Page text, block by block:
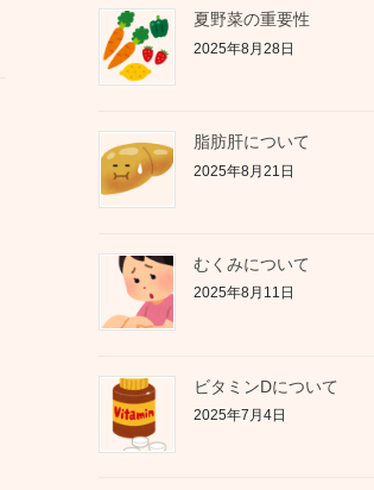
夏野菜の重要性
2025年8月28日
脂肪肝について
2025年8月21日
むくみについて
2025年8月11日
ビタミンDについて
2025年7月4日